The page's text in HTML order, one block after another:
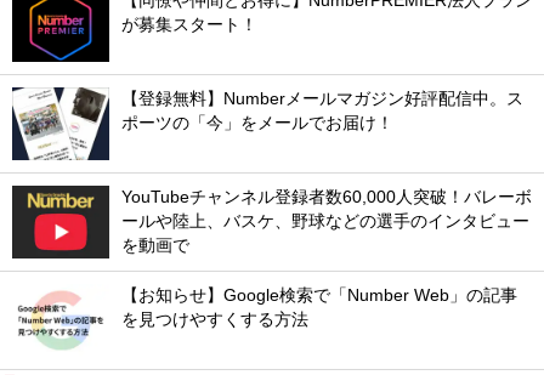
が募集スタート！
【登録無料】Numberメールマガジン好評配信中。ス
ポーツの「今」をメールでお届け！
YouTubeチャンネル登録者数60,000人突破！バレーボ
ールや陸上、バスケ、野球などの選手のインタビュー
を動画で
【お知らせ】Google検索で「Number Web」の記事
を見つけやすくする方法